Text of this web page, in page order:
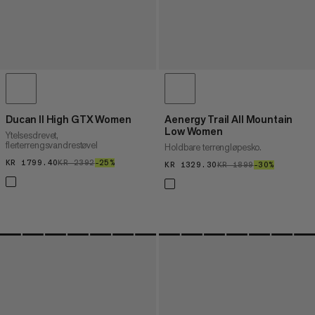
Ducan II High GTX Women
Ytelsesdrevet,
flerterrengsvandrestøvel
KR 1799.40KR 1799.40
KR 2392KR 2392
–25%
Aenergy Trail All Mountain
Low Women
Holdbare terrengløpesko.
KR 1329.30KR 1329.30
KR 1899KR 1899
–30%